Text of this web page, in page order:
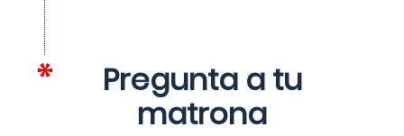
Pregunta a tu
matrona